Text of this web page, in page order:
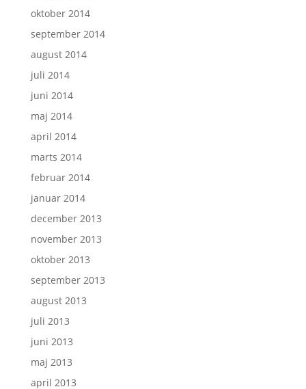
oktober 2014
september 2014
august 2014
juli 2014
juni 2014
maj 2014
april 2014
marts 2014
februar 2014
januar 2014
december 2013
november 2013
oktober 2013
september 2013
august 2013
juli 2013
juni 2013
maj 2013
april 2013